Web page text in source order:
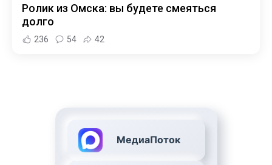
Ролик из Омска: вы будете смеяться
долго
236 54 42
МедиаПоток